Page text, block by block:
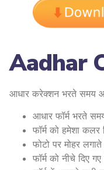
Aadhar
आधार करेक्शन भरते समय
आधार फॉर्म भरते
फॉर्म को हमेशा कलर
फोटो पर मोहर
फॉर्म को नीचे दिए